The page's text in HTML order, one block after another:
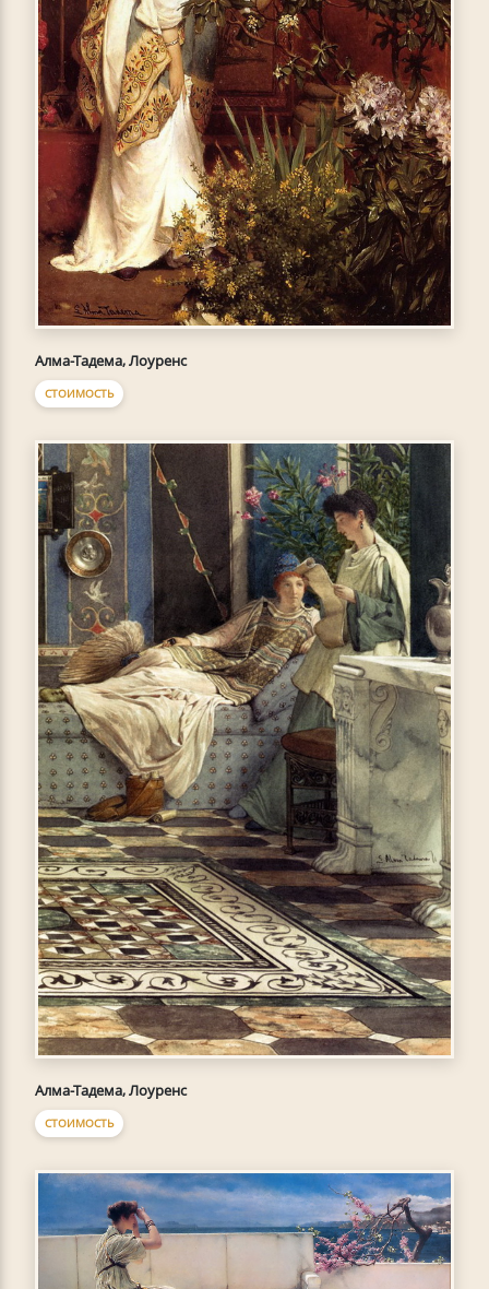
Алма-Тадема, Лоуренс
СТОИМОСТЬ
Алма-Тадема, Лоуренс
СТОИМОСТЬ